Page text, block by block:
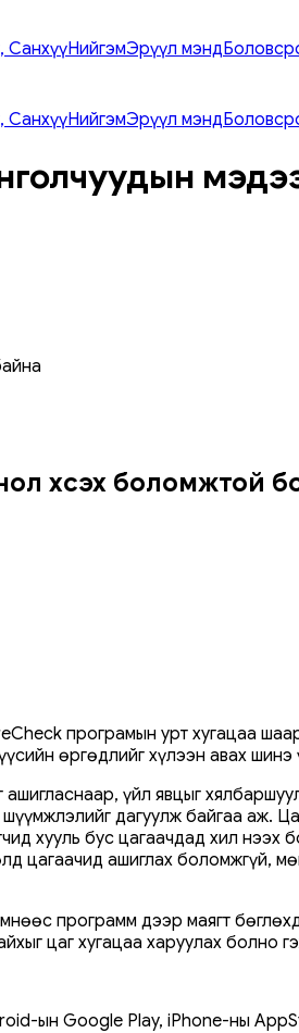
СанхүүНийгэмЭрүүл мэнд
СанхүүНийгэмЭрүүл мэнд
хүсэх боломжтой
програмын урт хугацаа
өргөдлийг хүлээн авах
үйл явцыг
дагуулж байгаа аж.
хууль бус цагаачдад хил
цагаачид ашиглах боломжгүй,
программ дээр маягт
цаг хугацаа харуулах болно
ын Google Play, iPhone-ны